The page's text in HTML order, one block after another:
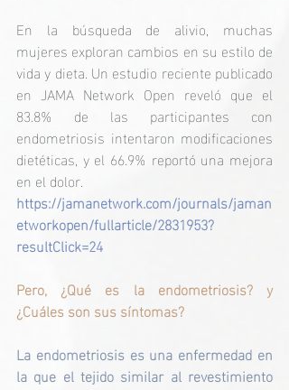
En la búsqueda de alivio, muchas
mujeres exploran cambios en su estilo de
vida y dieta. Un estudio reciente publicado
en JAMA Network Open reveló que el
83.8% de las participantes con
endometriosis intentaron modificaciones
dietéticas, y el 66.9% reportó una mejora
en el dolor. ​
https://jamanetwork.com/journals/jaman
etworkopen/fullarticle/2831953?
resultClick=24
Pero, ¿Qué es la endometriosis? y
¿Cuáles son sus síntomas?
La endometriosis es una enfermedad en
la que el tejido similar al revestimiento